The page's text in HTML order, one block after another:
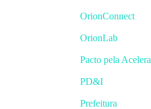
OrionConnect
OrionLab
Pacto pela
PD&I
Prefeitura